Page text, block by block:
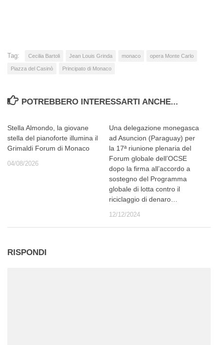
Tag: Cecilia Bartoli Jean Louis Grinda monaco opera Monte Carlo
Piazza del Casinò Principato di Monaco
POTREBBERO INTERESSARTI ANCHE...
Stella Almondo, la giovane
stella del pianoforte illumina il
Grimaldi Forum di Monaco
04/08/2026
Una delegazione monegasca
ad Asuncion (Paraguay) per
la 17ª riunione plenaria del
Forum globale dell’OCSE
dopo la firma all’accordo a
sostegno del Programma
globale di lotta contro il
riciclaggio di denaro…
12/12/2024
RISPONDI